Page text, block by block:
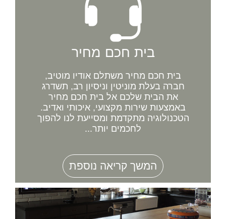
בית חכם מחיר
בית חכם מחיר משתלם אודיו מוטיב,
חברה בעלת מוניטין וניסיון רב, תשדרג
את הבית שלכם אל בית חכם מחיר
באמצעות שירות מקצועי, איכותי ואדיב.
הטכנולוגיה מתקדמת ומסייעת לנו להפוך
לחכמים יותר...
המשך קריאה נוספת